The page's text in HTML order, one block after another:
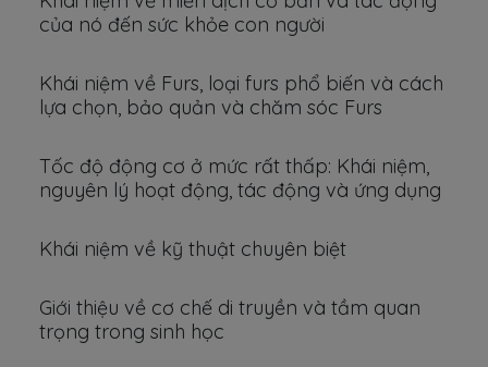
của nó đến sức khỏe con người
Khái niệm về Furs, loại furs phổ biến và cách
lựa chọn, bảo quản và chăm sóc Furs
Tốc độ động cơ ở mức rất thấp: Khái niệm,
nguyên lý hoạt động, tác động và ứng dụng
Khái niệm về kỹ thuật chuyên biệt
Giới thiệu về cơ chế di truyền và tầm quan
trọng trong sinh học